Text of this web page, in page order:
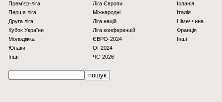
Прем'єр-ліга
Перша ліга
Друга ліга
Кубок України
Молодіжка
Юнаки
Інші
Ліга Європи
Міжнародні
Ліга націй
Ліга конференцій
ЄВРО-2024
OI-2024
ЧС-2026
Іспанія
Італія
Німеччина
Франція
Інші